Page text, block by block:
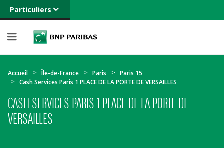
Particuliers
Banque privée
Entreprises
Accueil Île-de-France Paris
Paris 15
Cash Services Paris 1 PLACE DE LA PORTE DE VERSAILLES
CASH SERVICES PARIS 1 PLACE DE LA PORTE DE
VERSAILLES